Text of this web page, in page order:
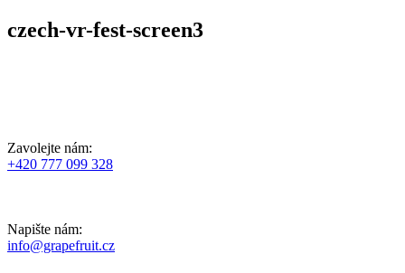
czech-vr-fest-screen3
Zavolejte nám:
+420 777 099 328
Napište nám:
info@grapefruit.cz